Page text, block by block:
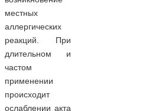
местных
аллергических
реакций. При
длительном и
частом
применении
происходит
ослаблении акта